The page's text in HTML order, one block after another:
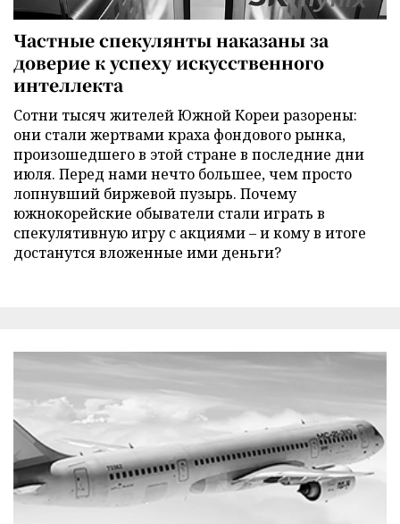
Частные спекулянты наказаны за
доверие к успеху искусственного
интеллекта
Сотни тысяч жителей Южной Кореи разорены:
они стали жертвами краха фондового рынка,
произошедшего в этой стране в последние дни
июля. Перед нами нечто большее, чем просто
лопнувший биржевой пузырь. Почему
южнокорейские обыватели стали играть в
спекулятивную игру с акциями – и кому в итоге
достанутся вложенные ими деньги?